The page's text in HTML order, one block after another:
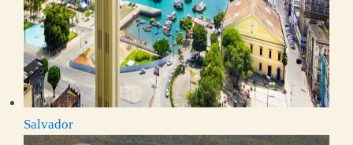
Salvador